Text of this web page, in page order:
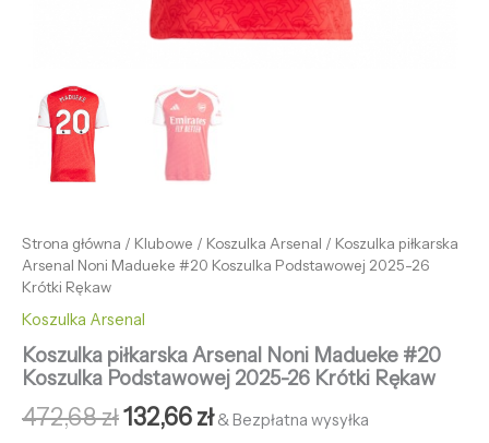
Strona główna / Klubowe / Koszulka Arsenal / Koszulka piłkarska
Arsenal Noni Madueke #20 Koszulka Podstawowej 2025-26
Krótki Rękaw
Koszulka Arsenal
Koszulka piłkarska Arsenal Noni Madueke #20
Koszulka Podstawowej 2025-26 Krótki Rękaw
472,68zł132,66zł & Bezpłatna wysyłka